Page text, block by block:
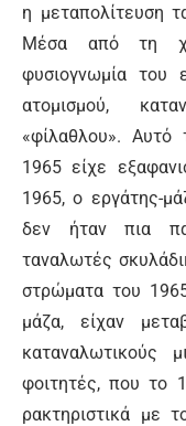
η μεταπολίτευση
Μέσα από τη
φυσιογνωμία του
ατομισμού,
«φίλαθλου». Αυτό
1965 είχε
1965, ο εργάτης-
δεν ήταν πια
ταναλωτές
στρώματα του
μάζα, είχαν
καταναλωτικούς
φοιτητές, που το
ρακτηριστικά με